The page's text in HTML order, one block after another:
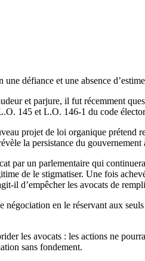
défiance et une absence
et parjure, il fut récemment
145 et L.O. 146-1 du code
projet de loi organique
la persistance du
par un parlementaire qui
de le stigmatiser. Une fois
il d’empêcher les avocats de
en le réservant aux
les avocats : les actions ne
sans fondement.